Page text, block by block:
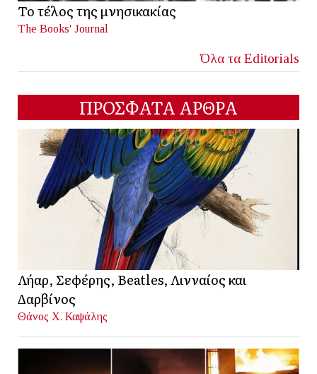
Το τέλος της μνησικακίας
The Books' Journal
Όλα τα Editorials
ΠΡΟΣΦΑΤΑ ΑΡΘΡΑ
Λήαρ, Σεφέρης, Beatles, Λινναίος και
Δαρβίνος
Θάνος Χ. Καψάλης